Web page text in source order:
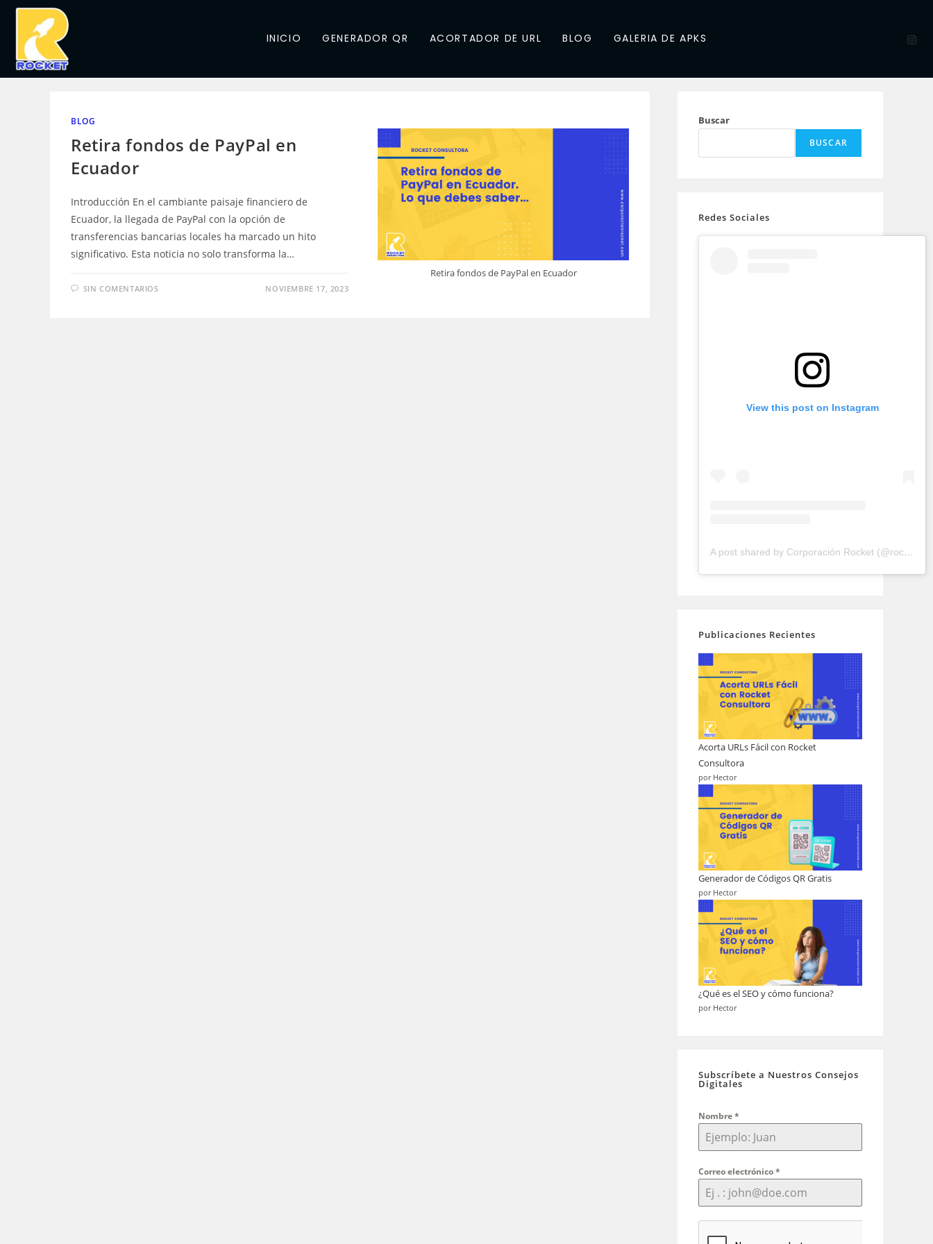
INICIO GENERADOR QR ACORTADOR DE URL BLOG GALERIA DE APKS
BLOG
Retira fondos de PayPal en
Ecuador
Introducción En el cambiante paisaje financiero de
Ecuador, la llegada de PayPal con la opción de
transferencias bancarias locales ha marcado un hito
significativo. Esta noticia no solo transforma la…
SIN COMENTARIOS NOVIEMBRE 17, 2023
Retira fondos de PayPal en Ecuador
Buscar
BUSCAR
Redes Sociales
View this post on Instagram
A post shared by Corporación Rocket (@rocketconsultora)
Publicaciones Recientes
Acorta URLs Fácil con Rocket
Consultora
por Hector
Generador de Códigos QR Gratis
por Hector
¿Qué es el SEO y cómo funciona?
por Hector
Subscríbete a Nuestros Consejos
Digitales
Nombre*
Correo electrónico*